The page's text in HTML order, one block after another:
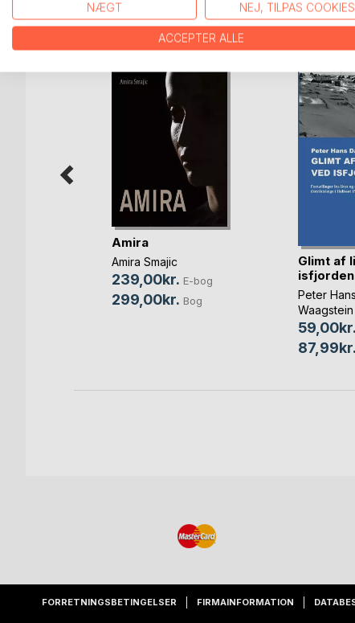
FLERE TITLER HOS
Amira
Amira Smajic
239,00kr. E-bog
299,00kr. Bog
Glimt af
isfjorden
Peter
Waagstein
59,00kr.
87,99kr.
FORRETNINGSBETINGELSER FIRMAINFORMATION
NÆGT NEJ, TILPAS COOKIES
ACCEPTER ALLE